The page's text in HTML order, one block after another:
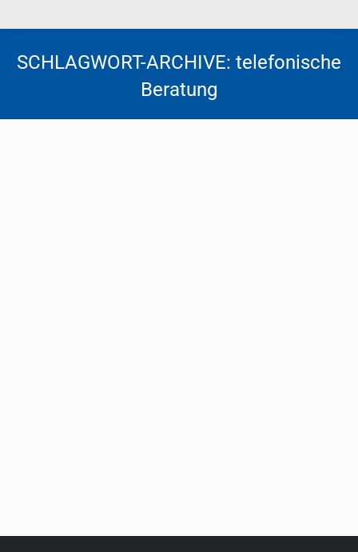
SCHLAGWORT-ARCHIVE: telefonische
Beratung